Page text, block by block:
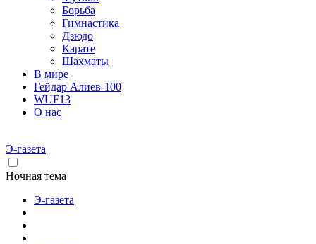
Борьба
Гимнастика
Дзюдо
Карате
Шахматы
В мире
Гейдар Алиев-100
WUF13
О нас
Э-газета
Ночная тема
Э-газета